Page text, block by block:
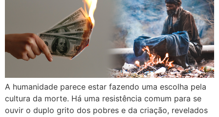
A humanidade parece estar fazendo uma escolha pela
cultura da morte. Há uma resistência comum para se
ouvir o duplo grito dos pobres e da criação, revelados